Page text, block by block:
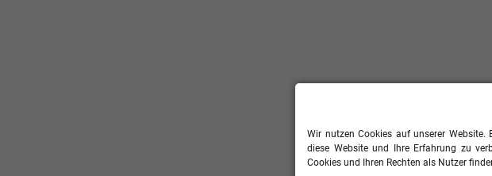
Wir nutzen Cookies auf unserer Website.
diese Website und Ihre Erfahrung zu
Cookies und Ihren Rechten als Nutzer